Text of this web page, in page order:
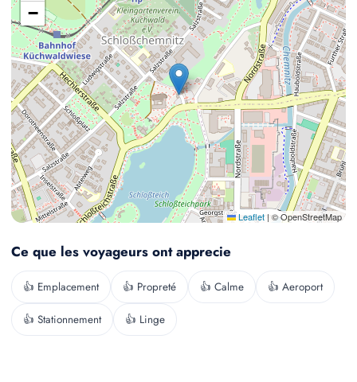
−
Leaflet | © OpenStreetMap
Ce que les voyageurs ont apprecie
👍 Emplacement 👍 Propreté 👍 Calme 👍 Aeroport
👍 Stationnement 👍 Linge